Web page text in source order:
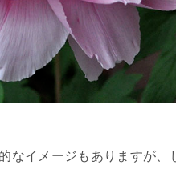
なイメージもありますが、